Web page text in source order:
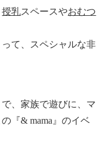
授乳スペースやおむつ
て、スペシャルな非
、家族で遊びに、マ
『& mama』のイベ